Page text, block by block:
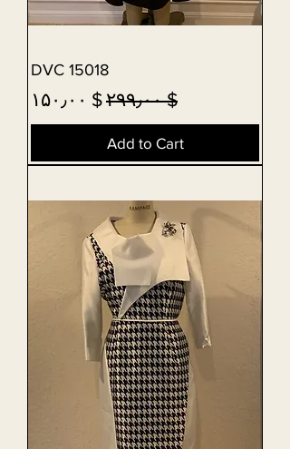
DVC 15018
Regular Price
$ ۲۹۹٫۰۰ Sale Price
$ ۱۵۰٫۰۰
Add to Cart